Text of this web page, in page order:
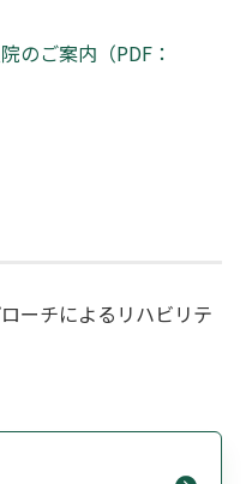
のご案内（PDF：
ーチによるリハビリテ